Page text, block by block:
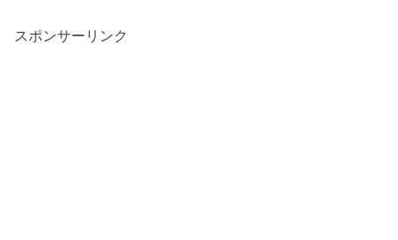
スポンサーリンク